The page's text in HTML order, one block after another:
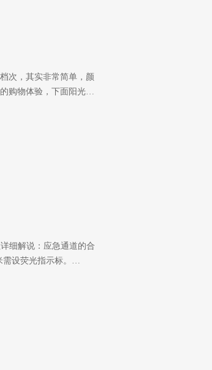
次，其实非常简单，颜
购物体验，下面阳光…
细解说：应急通道的合
需设荧光指示标。…